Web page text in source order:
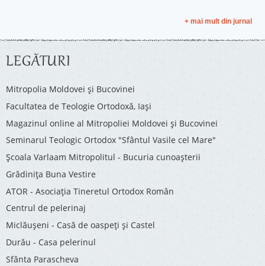
+ mai mult din jurnal
LEGĂTURI
Mitropolia Moldovei și Bucovinei
Facultatea de Teologie Ortodoxă, Iaşi
Magazinul online al Mitropoliei Moldovei și Bucovinei
Seminarul Teologic Ortodox "Sfântul Vasile cel Mare"
Şcoala Varlaam Mitropolitul - Bucuria cunoaşterii
Grădinița Buna Vestire
ATOR - Asociaţia Tineretul Ortodox Român
Centrul de pelerinaj
Miclăușeni - Casă de oaspeţi şi Castel
Durău - Casa pelerinul
Sfânta Parascheva